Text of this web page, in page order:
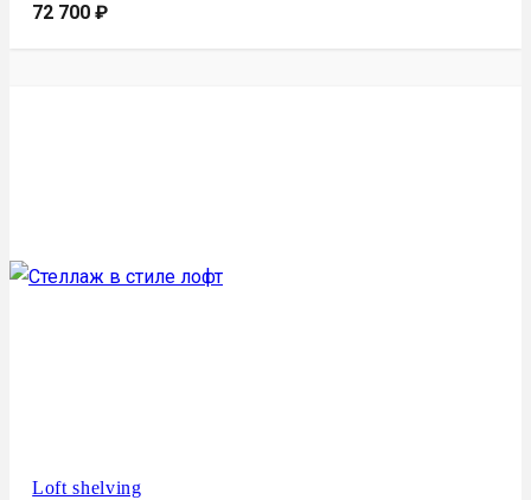
72 700₽
Loft shelving